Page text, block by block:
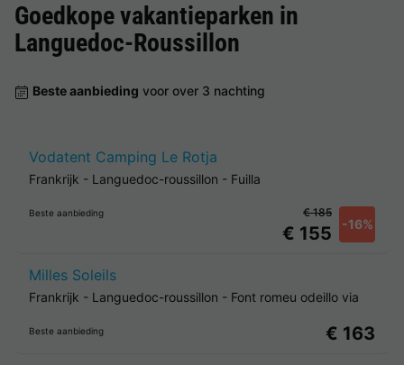
Goedkope vakantieparken in
Languedoc-Roussillon
Beste aanbieding voor over 3 nachting
Vodatent Camping Le Rotja
Frankrijk - Languedoc-roussillon - Fuilla
Beste aanbieding
€ 155 -16%
€ 185
Milles Soleils
Frankrijk - Languedoc-roussillon - Font romeu odeillo via
Beste aanbieding € 163